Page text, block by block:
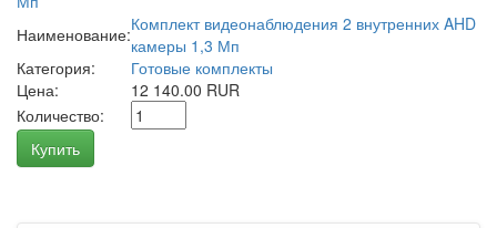
Наименование:Комплект видеонаблюдения 2 внутренних AHD
камеры 1,3 Мп
Категория:
Готовые комплекты
Цена:
12 140.00 RUR
Количество:
Купить